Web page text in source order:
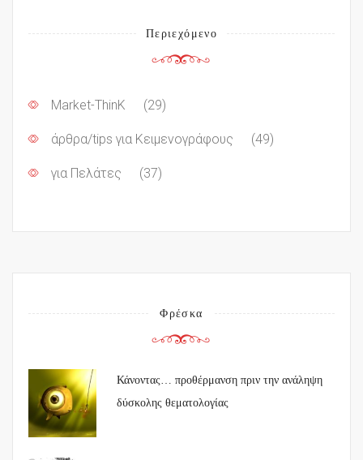
Περιεχόμενο
Market-ThinK (29)
άρθρα/tips για Κειμενογράφους (49)
για Πελάτες (37)
Φρέσκα
Κάνοντας… προθέρμανση πριν την ανάληψη
δύσκολης θεματολογίας